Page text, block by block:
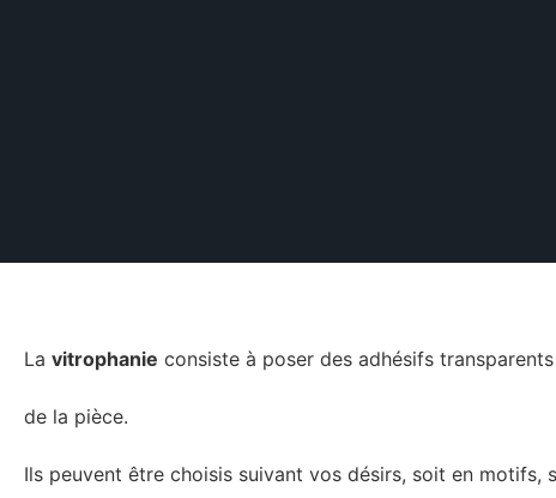
La vitrophanie consiste à poser des adhésifs
de la pièce.
Ils peuvent être choisis suivant vos désirs, soit en motifs,